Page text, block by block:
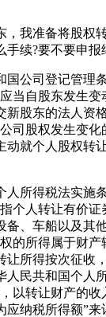
，我准备将股权
手续?要不要申报
国公司登记管理
当自股东发生变
新股东的法人资
司股权发生变化
动就个人股权转
人所得税法实施
个人转让有价证
备、车船以及其
的所得属于财产
让所得按次征收
人民共和国个人
以转让财产的收
应纳税所得额”来